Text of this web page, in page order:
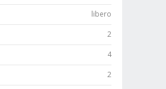
libero
2
4
2